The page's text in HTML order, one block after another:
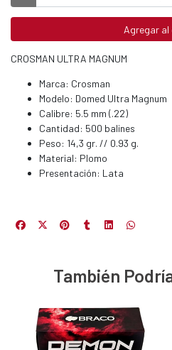
premios
Agregar al
CROSMAN ULTRA MAGNUM
Marca: Crosman
Modelo: Domed Ultra Magnum
Calibre: 5.5 mm (.22)
Cantidad: 500 balines
Peso: 14,3 gr. // 0.93 g.
Material: Plomo
Presentación: Lata
También